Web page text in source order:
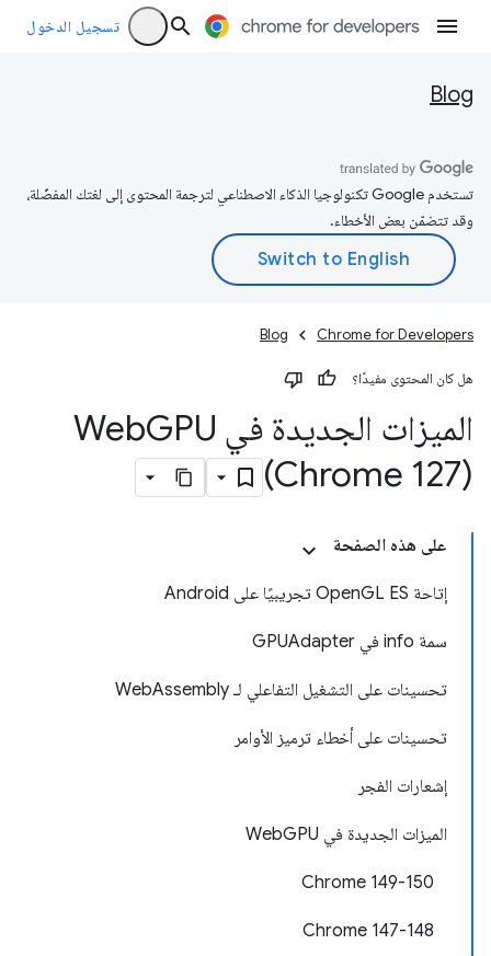
تسجيل الدخول
Blog
تستخدم Google تكنولوجيا الذكاء الاصطناعي لترجمة المحتوى إلى لغتك المفضّلة،
وقد تتضمّن بعض الأخطاء.
Chrome for Developers
Blog
هل كان المحتوى مفيدًا؟
الميزات الجديدة في Web GPU
(Chrome 127)
على هذه الصفحة
إتاحة OpenGL ES تجريبيًا على Android
سمة info في GPUAdapter
تحسينات على التشغيل التفاعلي لـ WebAssembly
تحسينات على أخطاء ترميز الأوامر
إشعارات الفجر
الميزات الجديدة في WebGPU
‫Chrome 149-150
Chrome 147-148